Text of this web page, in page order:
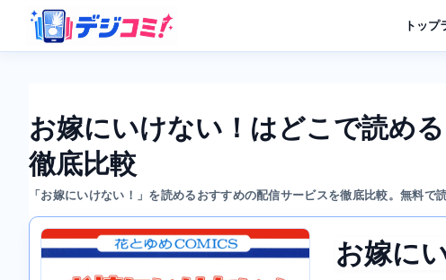
トップ
お嫁にいけない！はどこで読め
徹底比較
「お嫁にいけない！」を読めるおすすめの配信サービスを徹底比較。無料
お嫁に